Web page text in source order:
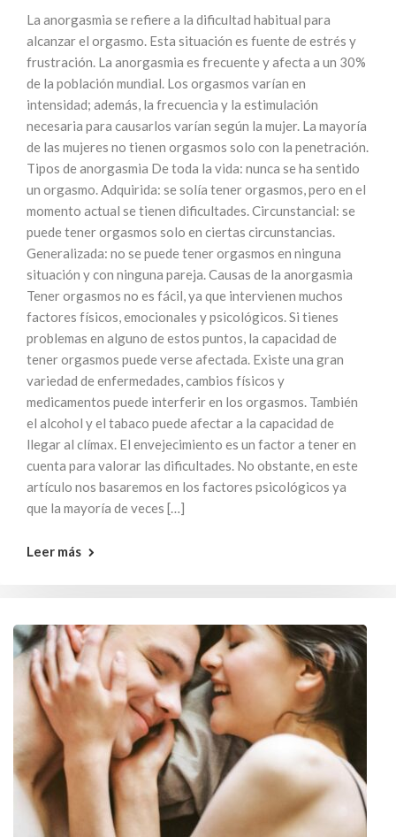
La anorgasmia se refiere a la dificultad habitual para
alcanzar el orgasmo. Esta situación es fuente de estrés y
frustración. La anorgasmia es frecuente y afecta a un 30%
de la población mundial. Los orgasmos varían en
intensidad; además, la frecuencia y la estimulación
necesaria para causarlos varían según la mujer. La mayoría
de las mujeres no tienen orgasmos solo con la penetración.
Tipos de anorgasmia De toda la vida: nunca se ha sentido
un orgasmo. Adquirida: se solía tener orgasmos, pero en el
momento actual se tienen dificultades. Circunstancial: se
puede tener orgasmos solo en ciertas circunstancias.
Generalizada: no se puede tener orgasmos en ninguna
situación y con ninguna pareja. Causas de la anorgasmia
Tener orgasmos no es fácil, ya que intervienen muchos
factores físicos, emocionales y psicológicos. Si tienes
problemas en alguno de estos puntos, la capacidad de
tener orgasmos puede verse afectada. Existe una gran
variedad de enfermedades, cambios físicos y
medicamentos puede interferir en los orgasmos. También
el alcohol y el tabaco puede afectar a la capacidad de
llegar al clímax. El envejecimiento es un factor a tener en
cuenta para valorar las dificultades. No obstante, en este
artículo nos basaremos en los factores psicológicos ya
que la mayoría de veces […]
Leer más